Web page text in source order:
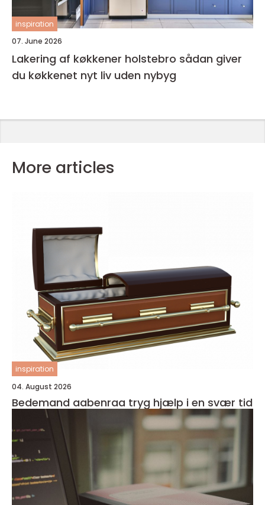
inspiration
07. June 2026
Lakering af køkkener holstebro sådan giver
du køkkenet nyt liv uden nybyg
More articles
inspiration
04. August 2026
Bedemand aabenraa tryg hjælp i en svær tid